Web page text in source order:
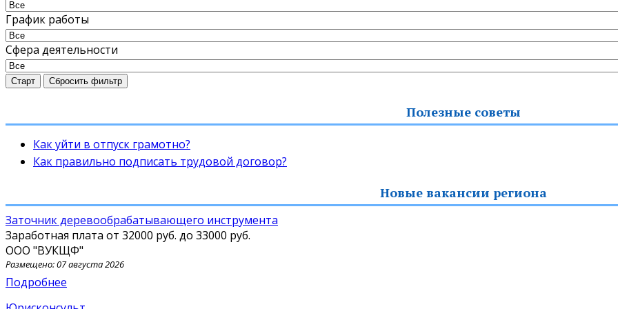
График работы
Сфера деятельности
Старт Сбросить фильтр
Полезные советы
Как уйти в отпуск грамотно?
Как правильно подписать трудовой договор?
Новые вакансии региона
Заточник деревообрабатывающего инструмента
Заработная плата от 32000 руб. до 33000 руб.
ООО "ВУКЩФ"
Размещено: 07 августа 2026
Подробнее